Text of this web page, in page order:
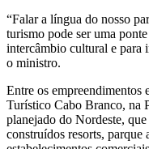
“Falar a língua do nosso
turismo pode ser uma
intercâmbio cultural e para
o ministro.
Entre os empreendimentos
Turístico Cabo Branco, na
planejado do Nordeste,
construídos resorts, parque